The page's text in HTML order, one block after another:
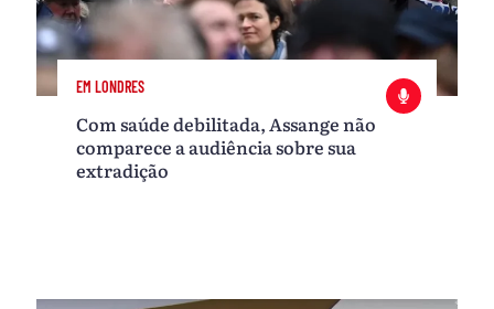
EM LONDRES
Com saúde debilitada, Assange não
comparece a audiência sobre sua
extradição